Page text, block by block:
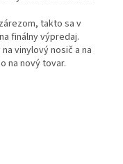
takto sa v
finálny výpredaj.
vinylový nosič a na
na nový tovar.